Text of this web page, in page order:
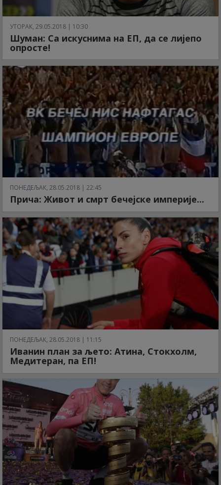
УТОРАК, 29.05.2018 | 10:30
Шуман: Са искуснима на ЕП, да се лијепо
опросте!
ПОНЕДЕЉАК, 28.05.2018 | 22:45
Прича: Живот и смрт бечејске империје...
ПОНЕДЕЉАК, 28.05.2018 | 11:15
Иванин план за љето: Атина, Стокхолм,
Медитеран, па ЕП!